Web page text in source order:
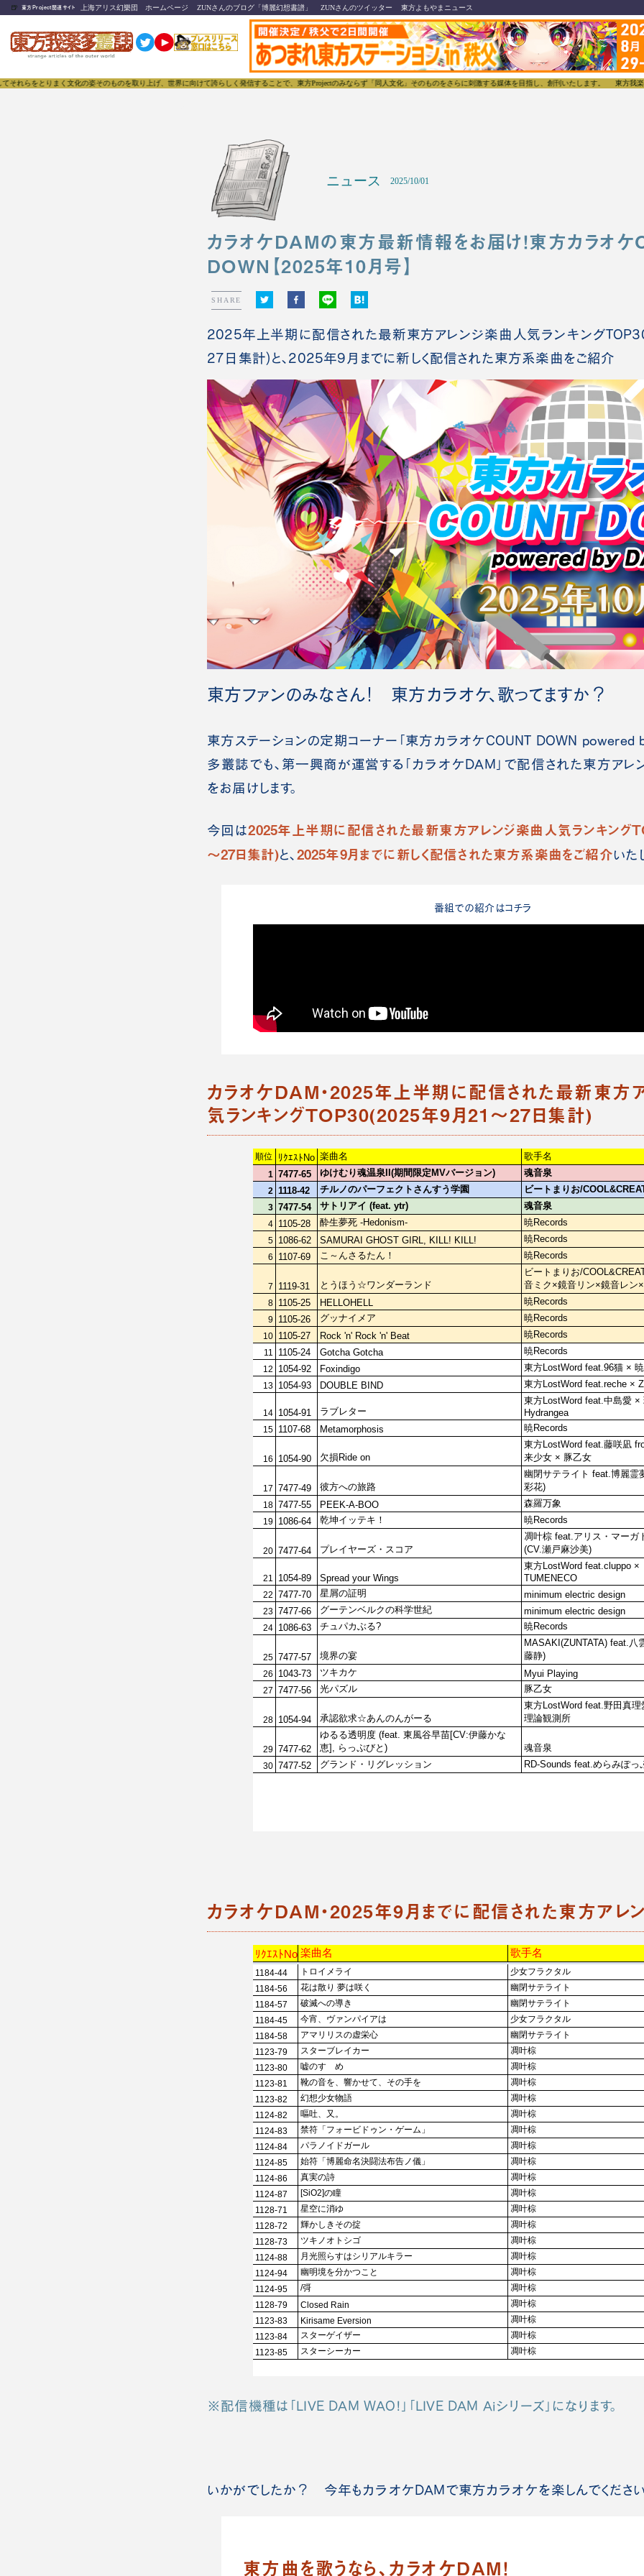
🍺 東方Project関連サイト 上海アリス幻樂団 ホームページ ZUNさんのブログ「博麗幻想書譜」 ZUNさんのツイッター 東方よもやまニュース
く文化の姿そのものを取り上げ、世界に向けて誇らしく発信することで、東方Projectのみならず「同人文化」そのものをさらに刺激する媒体を目指し、創刊いたします。 東方我楽多叢誌(とう
ニュース 2025/10/01
カラオケDAMの東方最新情報をお届け！東方カラオ
DOWN【2025年10月号】
SHARE
2025年上半期に配信された最新東方アレンジ楽曲人気ランキング
27日集計)と、2025年9月までに新しく配信された東方系楽曲をご紹介
東方ファンのみなさん！ 東方カラオケ、歌ってますか？
東方ステーションの定期コーナー「東方カラオケCOUNT DOWN powered
多叢誌でも、第一興商が運営する「カラオケDAM」で配信された東方ア
をお届けします。
今回は2025年上半期に配信された最新東方アレンジ楽曲人気ランキング
～27日集計)と、 2025年9月までに新しく配信された東方系楽曲をご紹介いた
番組での紹介はコチラ
カラオケDAM・2025年上半期に配信された最新東方
気ランキングTOP30(2025年9月21～27日集計)
カラオケDAM・2025年9月までに配信された東方アレ
※配信機種は「LIVE DAM WAO!」「LIVE DAM Aiシリーズ」になります。
いかがでしたか？ 今年もカラオケDAMで東方カラオケを楽しんでください
東方曲を歌うなら、カラオケDAM！